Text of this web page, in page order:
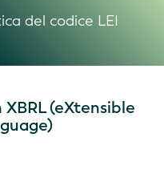
del codice LEI
(eXtensible